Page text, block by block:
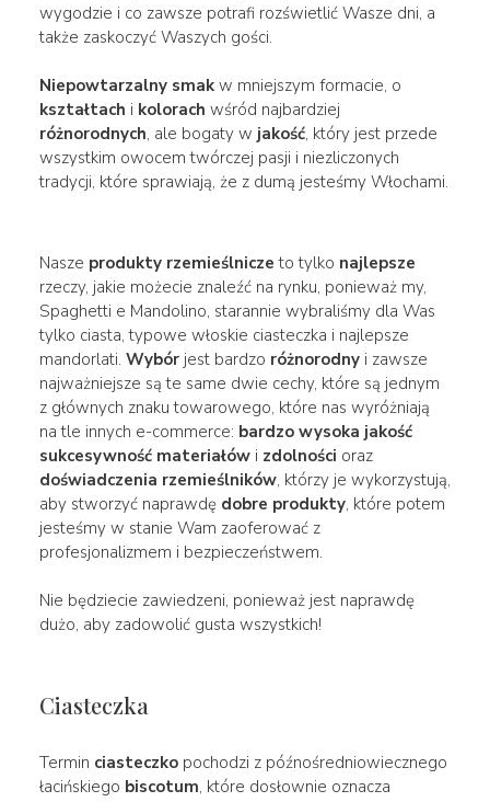
wygodzie i co zawsze potrafi rozświetlić Wasze dni, a
także zaskoczyć Waszych gości.
Niepowtarzalny smakw mniejszym formacie, o
kształtach i kolorach wśród najbardziej
różnorodnych, ale bogaty w jakość, który jest przede
wszystkim owocem twórczej pasji i niezliczonych
tradycji, które sprawiają, że z dumą jesteśmy Włochami.
Nasze produkty rzemieślnicze to tylko najlepsze
rzeczy, jakie możecie znaleźć na rynku, ponieważ my,
Spaghetti e Mandolino, starannie wybraliśmy dla Was
tylko ciasta, typowe włoskie ciasteczka i najlepsze
mandorlati. Wybórjest bardzo różnorodnyi zawsze
najważniejsze są te same dwie cechy, które są jednym
z głównych znaku towarowego, które nas wyróżniają
na tle innych e-commerce: bardzo wysoka jakość
sukcesywność materiałówi zdolności oraz
doświadczenia rzemieślników, którzy je wykorzystują,
aby stworzyć naprawdę dobre produkty, które potem
jesteśmy w stanie Wam zaoferować z
profesjonalizmem i bezpieczeństwem.
Nie będziecie zawiedzeni, ponieważ jest naprawdę
dużo, aby zadowolić gusta wszystkich!
Ciasteczka
Termin ciasteczkopochodzi z późnośredniowiecznego
łacińskiego biscotum, które dosłownie oznacza